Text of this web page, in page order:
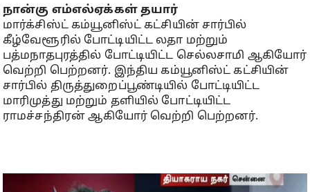
நான்கு எம்எல்ஏக்கள் தயார்
மார்க்சிஸ்ட் கம்யூனிஸ்ட் கட்சியின் சார்பில்
கீழ்வேளூரில் போட்டியிட்ட லதா மற்றும்
பத்மநாதபுரத்தில் போட்டியிட்ட செல்லசாமி ஆகியோர்
வெற்றி பெற்றனர். இந்திய கம்யூனிஸ்ட் கட்சியின்
சார்பில் திருத்துறைப்பூண்டியில் போட்டியிட்ட
மாரிமுத்து மற்றும் தளியில் போட்டியிட்ட
ராமச்சந்திரன் ஆகியோர் வெற்றி பெற்றனர்.